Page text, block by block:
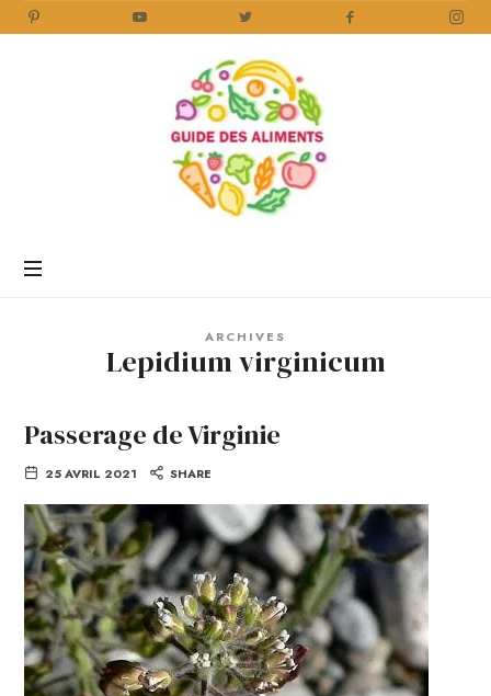
Aliments
ARCHIVES
Lepidium virginicum
Passerage de Virginie
25 AVRIL 2021 SHARE